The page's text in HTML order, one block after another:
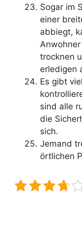
Sogar im
einer
abbiegt,
trocknen
erledigen
Es gibt
sind alle
die
sich.
Jemand
örtlichen